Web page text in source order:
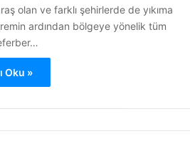
olan ve farklı şehirlerde de yıkıma
ardından bölgeye yönelik tüm
Oku »